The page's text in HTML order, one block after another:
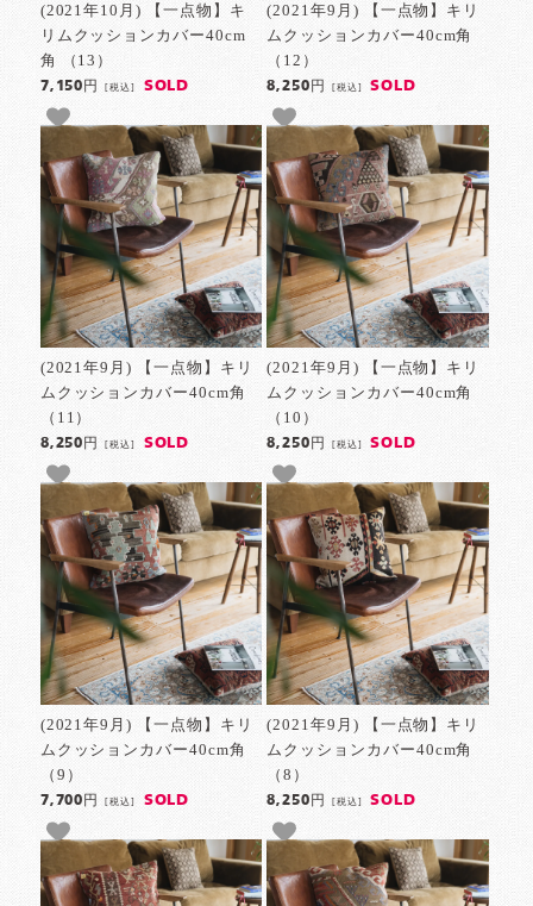
(2021年10月) 【一点物】キ
リムクッションカバー40cm
角 （13）
7,150円[税込] SOLD
(2021年9月) 【一点物】キリ
ムクッションカバー40cm角
（12）
8,250円 [税込] SOLD
(2021年9月) 【一点物】キリ
ムクッションカバー40cm角
（11）
8,250円[税込] SOLD
(2021年9月) 【一点物】キリ
ムクッションカバー40cm角
（10）
8,250円 [税込] SOLD
(2021年9月) 【一点物】キリ
ムクッションカバー40cm角
（9）
7,700円[税込] SOLD
(2021年9月) 【一点物】キリ
ムクッションカバー40cm角
（8）
8,250円 [税込] SOLD